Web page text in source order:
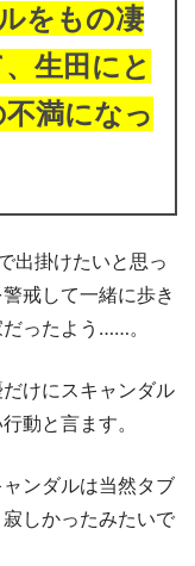
をもの凄
生田にと
満になっ
出掛けたいと思っ
戒して一緒に歩き
ったよう……。
けにスキャンダル
動と言ます。
ンダルは当然タブ
しかったみたいで